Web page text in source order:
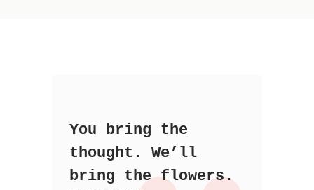
You bring the
thought. We’ll
bring the flowers.